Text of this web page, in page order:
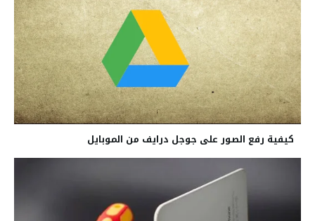
كيفية رفع الصور على جوجل درايف من الموبايل